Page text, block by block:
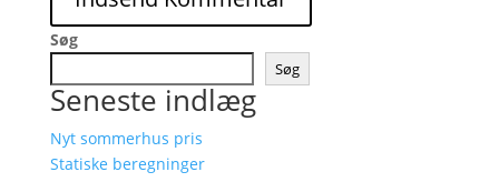
Søg
Søg
Seneste indlæg
Nyt sommerhus pris
Statiske beregninger